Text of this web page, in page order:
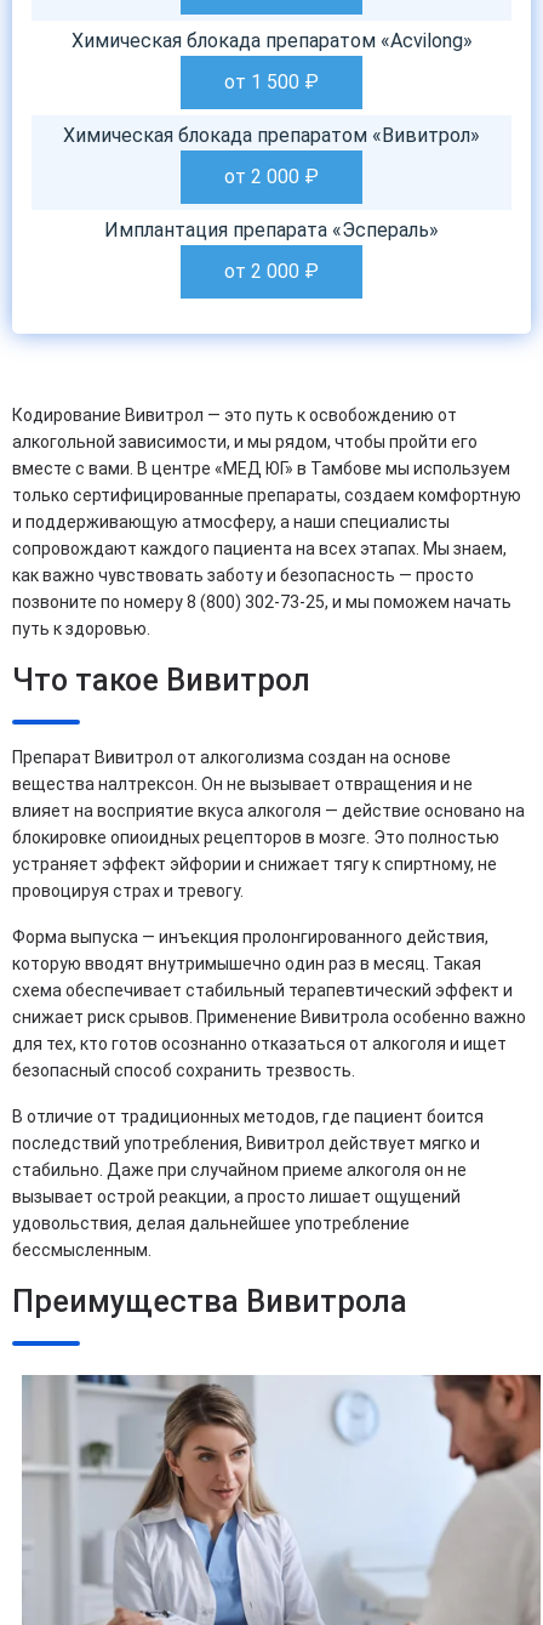
Химическая блокада препаратом «Acvilong»
от 1 500 ₽
Химическая блокада препаратом «Вивитрол»
от 2 000 ₽
Имплантация препарата «Эспераль»
от 2 000 ₽
Кодирование Вивитрол — это путь к освобождению от
алкогольной зависимости, и мы рядом, чтобы пройти его
вместе с вами. В центре «МЕД ЮГ» в Тамбове мы используем
только сертифицированные препараты, создаем комфортную
и поддерживающую атмосферу, а наши специалисты
сопровождают каждого пациента на всех этапах. Мы знаем,
как важно чувствовать заботу и безопасность — просто
позвоните по номеру 8 (800) 302-73-25, и мы поможем начать
путь к здоровью.
Что такое Вивитрол
Препарат Вивитрол от алкоголизма создан на основе
вещества налтрексон. Он не вызывает отвращения и не
влияет на восприятие вкуса алкоголя — действие основано на
блокировке опиоидных рецепторов в мозге. Это полностью
устраняет эффект эйфории и снижает тягу к спиртному, не
провоцируя страх и тревогу.
Форма выпуска — инъекция пролонгированного действия,
которую вводят внутримышечно один раз в месяц. Такая
схема обеспечивает стабильный терапевтический эффект и
снижает риск срывов. Применение Вивитрола особенно важно
для тех, кто готов осознанно отказаться от алкоголя и ищет
безопасный способ сохранить трезвость.
В отличие от традиционных методов, где пациент боится
последствий употребления, Вивитрол действует мягко и
стабильно. Даже при случайном приеме алкоголя он не
вызывает острой реакции, а просто лишает ощущений
удовольствия, делая дальнейшее употребление
бессмысленным.
Преимущества Вивитрола